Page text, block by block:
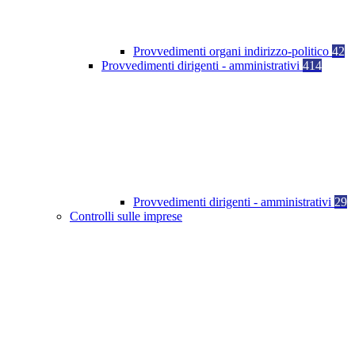
Provvedimenti organi indirizzo-politico 42
Provvedimenti dirigenti - amministrativi 414
Provvedimenti dirigenti - amministrativi 29
Controlli sulle imprese